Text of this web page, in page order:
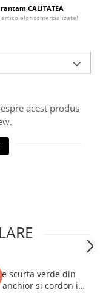
CALITATEA
comercializate!
acest produs
scurta verde din
anchior si cordon in